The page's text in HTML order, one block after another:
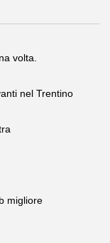
volta.
nel Trentino
migliore